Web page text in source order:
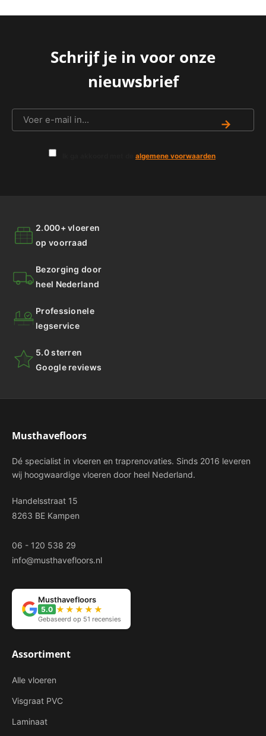
Schrijf je in voor onze
nieuwsbrief
→
algemene voorwaarden
2.000+ vloeren
op voorraad
Bezorging door
heel Nederland
Professionele
legservice
5.0 sterren
Google reviews
Musthavefloors
Dé specialist in vloeren en traprenovaties. Sinds 2016 leveren
wij hoogwaardige vloeren door heel Nederland.
Handelsstraat 15
8263 BE Kampen
06 - 120 538 29
info@musthavefloors.nl
Musthavefloors
5.0 ★★★★★
Gebaseerd op 51 recensies
Assortiment
Alle vloeren
Visgraat PVC
Laminaat